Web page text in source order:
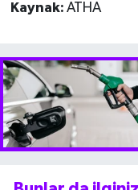
Kaynak: ATHA